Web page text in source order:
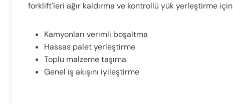
forklift'leri ağır kaldırma ve kontrollü yük yerleştirme için
Kamyonları verimli boşaltma
Hassas palet yerleştirme
Toplu malzeme taşıma
Genel iş akışını iyileştirme